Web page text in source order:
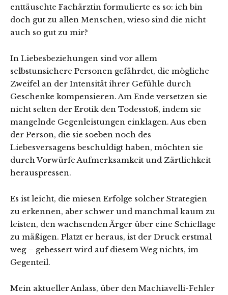
enttäuschte Fachärztin formulierte es so: ich bin
doch gut zu allen Menschen, wieso sind die nicht
auch so gut zu mir?
In Liebesbeziehungen sind vor allem
selbstunsichere Personen gefährdet, die mögliche
Zweifel an der Intensität ihrer Gefühle durch
Geschenke kompensieren. Am Ende versetzen sie
nicht selten der Erotik den Todesstoß, indem sie
mangelnde Gegenleistungen einklagen. Aus eben
der Person, die sie soeben noch des
Liebesversagens beschuldigt haben, möchten sie
durch Vorwürfe Aufmerksamkeit und Zärtlichkeit
herauspressen.
Es ist leicht, die miesen Erfolge solcher Strategien
zu erkennen, aber schwer und manchmal kaum zu
leisten, den wachsenden Ärger über eine Schieflage
zu mäßigen. Platzt er heraus, ist der Druck erstmal
weg – gebessert wird auf diesem Weg nichts, im
Gegenteil.
Mein aktueller Anlass, über den Machiavelli-Fehler